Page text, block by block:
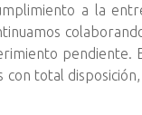
a la
pendiente.
con total